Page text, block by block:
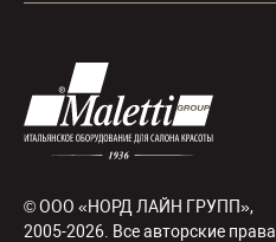
© ООО «НОРД ЛАЙН ГРУПП»,
2005-2026. Все авторские права